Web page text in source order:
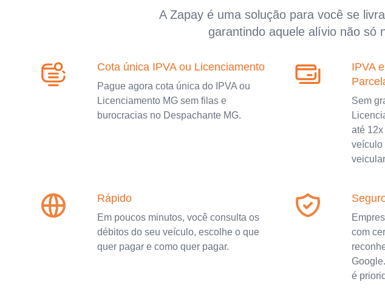
A Zapay é uma solução para você se
garantindo aquele alívio não só
Cota única IPVA ou Licenciamento
Pague agora cota única do IPVA ou
Licenciamento MG sem filas e
burocracias no Despachante MG.
IPVA
Sem
até
veículo
Rápido
Em poucos minutos, você consulta os
débitos do seu veículo, escolhe o que
quer pagar e como quer pagar.
com
é